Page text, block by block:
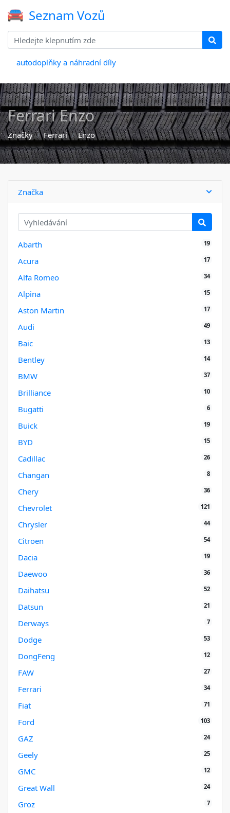
Seznam Vozů
autodoplňky a náhradní díly
Ferrari Enzo
Značky Ferrari Enzo
Značka
Abarth 19
Acura 17
Alfa Romeo 34
Alpina 15
Aston Martin 17
Audi 49
Baic 13
Bentley 14
BMW 37
Brilliance 10
Bugatti 6
Buick 19
BYD 15
Cadillac 26
Changan 8
Chery 36
Chevrolet 121
Chrysler 44
Citroen 54
Dacia 19
Daewoo 36
Daihatsu 52
Datsun 21
Derways 7
Dodge 53
DongFeng 12
FAW 27
Ferrari 34
Fiat 71
Ford 103
GAZ 24
Geely 25
GMC 12
Great Wall 24
Groz 7